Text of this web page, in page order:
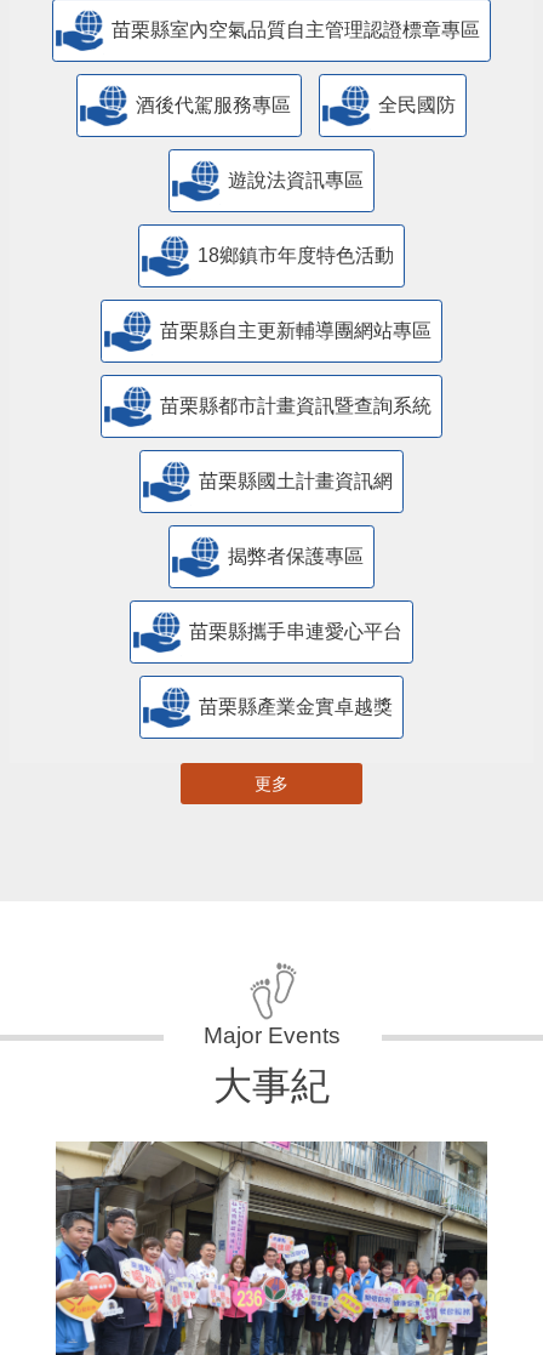
苗栗縣室內空氣品質自主管理認證標章專區
酒後代駕服務專區 全民國防
遊說法資訊專區
18鄉鎮市年度特色活動
苗栗縣自主更新輔導團網站專區
苗栗縣都市計畫資訊暨查詢系統
苗栗縣國土計畫資訊網
揭弊者保護專區
苗栗縣攜手串連愛心平台
苗栗縣產業金實卓越獎
更多
大事紀